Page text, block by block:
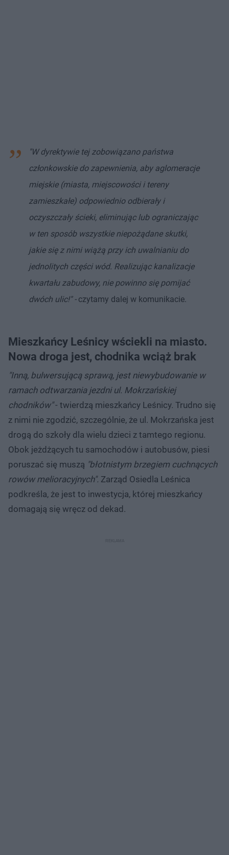
"W dyrektywie tej zobowiązano państwa
członkowskie do zapewnienia, aby aglomeracje
miejskie (miasta, miejscowości i tereny
zamieszkałe) odpowiednio odbierały i
oczyszczały ścieki, eliminując lub ograniczając
w ten sposób wszystkie niepożądane skutki,
jakie się z nimi wiążą przy ich uwalnianiu do
jednolitych części wód. Realizując kanalizacje
kwartału zabudowy, nie powinno się pomijać
dwóch ulic!" - czytamy dalej w komunikacie.
Mieszkańcy Leśnicy wściekli na miasto.
Nowa droga jest, chodnika wciąż brak
"Inną, bulwersującą sprawą, jest niewybudowanie w
ramach odtwarzania jezdni ul. Mokrzańskiej
chodników"- twierdzą mieszkańcy Leśnicy. Trudno się
z nimi nie zgodzić, szczególnie, że ul. Mokrzańska jest
drogą do szkoły dla wielu dzieci z tamtego regionu.
Obok jeżdżących tu samochodów i autobusów, piesi
poruszać się muszą "błotnistym brzegiem cuchnących
rowów melioracyjnych". Zarząd Osiedla Leśnica
podkreśla, że jest to inwestycja, której mieszkańcy
domagają się wręcz od dekad.